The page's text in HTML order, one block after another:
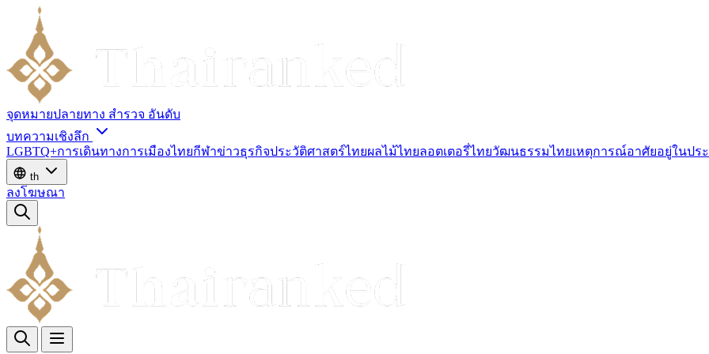
จุดหมายปลายทาง สำรวจ อันดับ
บทความเชิงลึก
LGBTQ+การเดินทางการเมืองไทยกีฬาข่าวธุรกิจประวัติศาสตร์ไทยผลไม้ไทยลอตเตอรี่ไทยวัฒนธรรมไทยเหตุการณ์อาศัยอยู่ในปร
th
ลงโฆษณา